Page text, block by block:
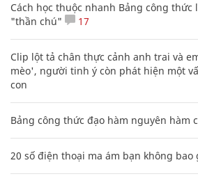
Cách học thuộc nhanh Bảng công
"thần chú"
17
Clip lột tả chân thực cảnh anh trai và
mèo', người tinh ý còn phát hiện một
con
Bảng công thức đạo hàm nguyên hàm
20 số điện thoại ma ám bạn không bao